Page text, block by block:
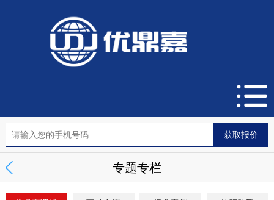
专题专栏